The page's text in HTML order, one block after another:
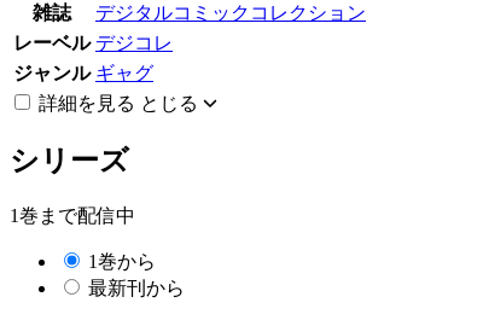
雑誌
デジタルコミックコレクション
レーベル デジコレ
ジャンル ギャグ
詳細を見る とじる
シリーズ
1巻まで配信中
1巻から
最新刊から